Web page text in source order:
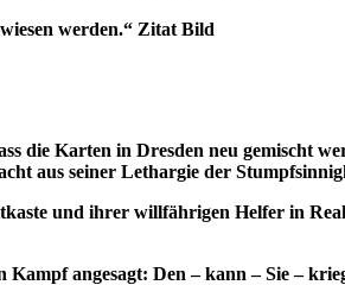
werden.“ Zitat Bild
die Karten in Dresden neu gemischt
aus seiner Lethargie der
und ihrer willfährigen Helfer in
angesagt: Den – kann – Sie –